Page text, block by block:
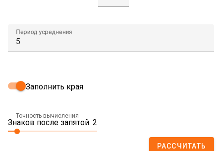
Период усреднения
Заполнить края
Точность вычисления
Знаков после запятой: 2
РАССЧИТАТЬ